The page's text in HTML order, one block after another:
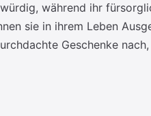
während ihr
sie in ihrem Leben
Geschenke